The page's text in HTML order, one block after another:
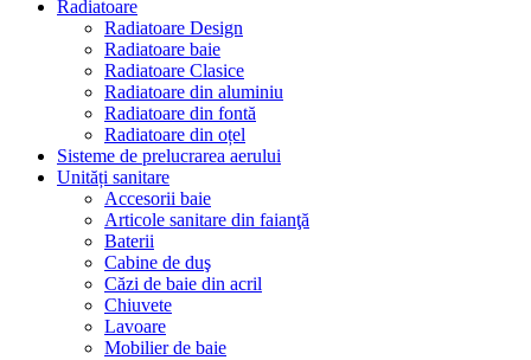
Radiatoare
Radiatoare Design
Radiatoare baie
Radiatoare Clasice
Radiatoare din aluminiu
Radiatoare din fontă
Radiatoare din oțel
Sisteme de prelucrarea aerului
Unități sanitare
Accesorii baie
Articole sanitare din faianţă
Baterii
Cabine de duş
Căzi de baie din acril
Chiuvete
Lavoare
Mobilier de baie